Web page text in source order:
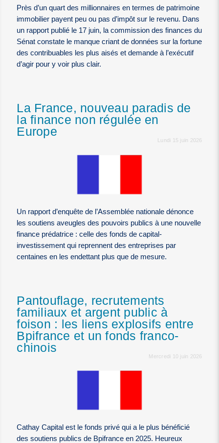
Près d’un quart des millionnaires en termes de patrimoine
immobilier payent peu ou pas d’impôt sur le revenu. Dans
un rapport publié le 17 juin, la commission des finances du
Sénat constate le manque criant de données sur la fortune
des contribuables les plus aisés et demande à l’exécutif
d’agir pour y voir plus clair.
La France, nouveau paradis de
la finance non régulée en
Europe
Lundi 15 juin 2026
Un rapport d’enquête de l’Assemblée nationale dénonce
les soutiens aveugles des pouvoirs publics à une nouvelle
finance prédatrice : celle des fonds de capital-
investissement qui reprennent des entreprises par
centaines en les endettant plus que de mesure.
Pantouflage, recrutements
familiaux et argent public à
foison : les liens explosifs entre
Bpifrance et un fonds franco-
chinois
Mercredi 10 juin 2026
Cathay Capital est le fonds privé qui a le plus bénéficié
des soutiens publics de Bpifrance en 2025. Heureux